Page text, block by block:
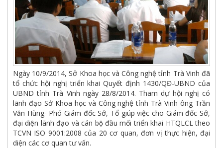
Ngày 10/9/2014, Sở Khoa học và Công nghệ tỉnh Trà Vinh đã
tổ chức hội nghị triển khai Quyết định 1430/QĐ-UBND của
UBND tỉnh Trà Vinh ngày 28/8/2014. Tham dự hội nghị có
lãnh đạo Sở Khoa học và Công nghệ tỉnh Trà Vinh ông Trần
Văn Hùng- Phó Giám đốc Sở, Tổ giúp việc cho Giám đốc Sở,
đại diện lãnh đạo và cán bộ đầu mối triển khai HTQLCL theo
TCVN ISO 9001:2008 của 20 cơ quan, đơn vị thực hiện, đại
diện các cơ quan tư vấn.